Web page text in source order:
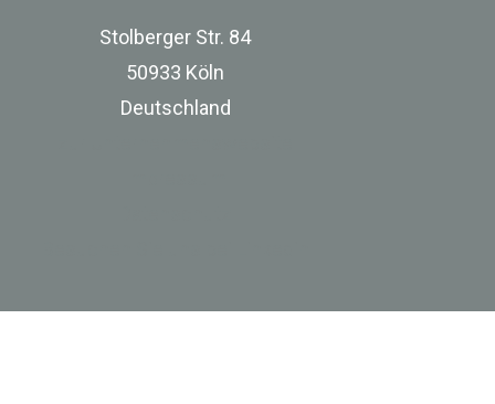
Stolberger Str. 84
50933 Köln
Deutschland